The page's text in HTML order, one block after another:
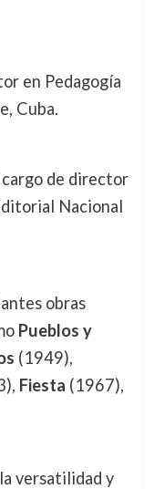
en Pedagogía
Cuba.
de director
Nacional
obras
Pueblos y
(1949),
Fiesta (1967),
versatilidad y